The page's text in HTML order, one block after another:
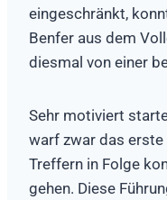
eingeschränkt,
Benfer aus dem
diesmal von einer
Sehr motiviert
warf zwar das erste
Treffern in Folge
gehen. Diese